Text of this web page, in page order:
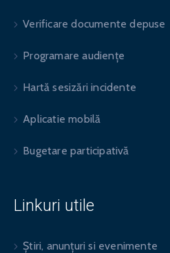
Verificare documente depuse
Programare audiențe
Hartă sesizări incidente
Aplicatie mobilă
Bugetare participativă
Linkuri utile
Știri, anunțuri si evenimente